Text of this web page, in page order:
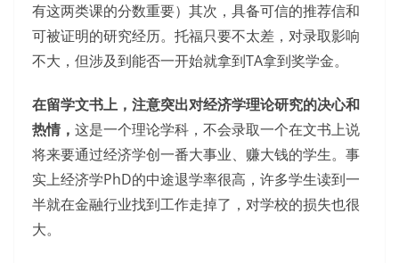
有这两类课的分数重要）其次，具备可信的推荐信和
可被证明的研究经历。托福只要不太差，对录取影响
不大，但涉及到能否一开始就拿到TA拿到奖学金。
在留学文书上，注意突出对经济学理论研究的决心和
热情， 这是一个理论学科，不会录取一个在文书上说
将来要通过经济学创一番大事业、赚大钱的学生。事
实上经济学PhD的中途退学率很高，许多学生读到一
半就在金融行业找到工作走掉了，对学校的损失也很
大。